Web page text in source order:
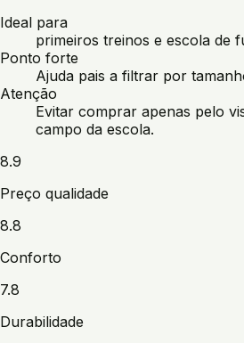
Ideal para
primeiros treinos e escola de
Ponto forte
Ajuda pais a filtrar por
Atenção
Evitar comprar apenas pelo
campo da escola.
8.9
Preço qualidade
8.8
Conforto
7.8
Durabilidade